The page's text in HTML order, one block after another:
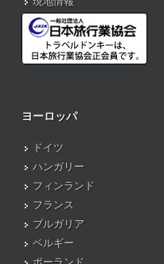
ヨーロッパ
ドイツ
ハンガリー
フィンランド
フランス
ブルガリア
ベルギー